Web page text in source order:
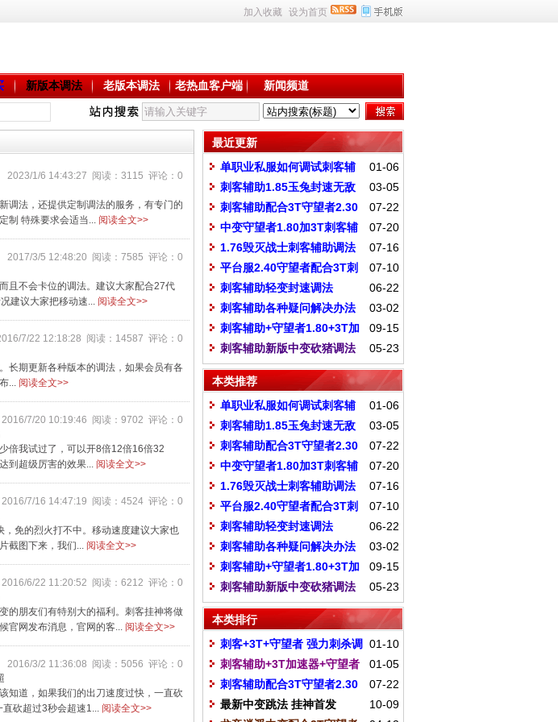
加入收藏 设为首页
新版本调法 老版本调法 老热血客户端 新闻频道
2023/1/6 14:43:27 阅读：3115 评论：0
调法，还提供定制调法的服务，有专门的
制 特殊要求会适当... 阅读全文>>
2017/3/5 12:48:20 阅读：7585 评论：0
且不会卡位的调法。建议大家配合27代
建议大家把移动速... 阅读全文>>
7/22 12:18:28 阅读：14587 评论：0
长期更新各种版本的调法，如果会员有各
... 阅读全文>>
2016/7/20 10:19:46 阅读：9702 评论：0
倍我试过了，可以开8倍12倍16倍32
到超级厉害的效果... 阅读全文>>
2016/7/16 14:47:19 阅读：4524 评论：0
免的烈火打不中。移动速度建议大家也
截图下来，我们... 阅读全文>>
2016/6/22 11:20:52 阅读：6212 评论：0
的朋友们有特别大的福利。刺客挂神将做
官网发布消息，官网的客... 阅读全文>>
2016/3/2 11:36:08 阅读：5056 评论：0
知道，如果我们的出刀速度过快，一直砍
砍超过3秒会超速1... 阅读全文>>
最近更新
01-06
单职业私服如何调试刺客辅
助
03-05
刺客辅助1.85玉兔封速无敌
真刀调法
07-22
刺客辅助配合3T守望者2.30
中变调法
07-20
中变守望者1.80加3T刺客辅
助调法
07-16
1.76毁灭战士刺客辅助调法
07-10
平台服2.40守望者配合3T刺
客调法
06-22
刺客辅助轻变封速调法
03-02
刺客辅助各种疑问解决办法
09-15
刺客辅助+守望者1.80+3T加
速器调法
05-23
刺客辅助新版中变砍猪调法
《不开守望者加速器不超速》
本类推荐
01-06
单职业私服如何调试刺客辅
助
03-05
刺客辅助1.85玉兔封速无敌
真刀调法
07-22
刺客辅助配合3T守望者2.30
中变调法
07-20
中变守望者1.80加3T刺客辅
助调法
07-16
1.76毁灭战士刺客辅助调法
07-10
平台服2.40守望者配合3T刺
客调法
06-22
刺客辅助轻变封速调法
03-02
刺客辅助各种疑问解决办法
09-15
刺客辅助+守望者1.80+3T加
速器调法
05-23
刺客辅助新版中变砍猪调法
《不开守望者加速器不超速》
本类排行
01-10
刺客+3T+守望者 强力刺杀调
法
01-05
刺客辅助+3T加速器+守望者
加速器调法
07-22
刺客辅助配合3T守望者2.30
中变调法
10-09
最新中变跳法 挂神首发